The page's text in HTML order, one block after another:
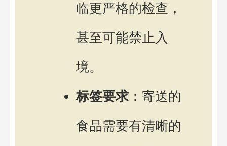
临更严格的检查，
甚至可能禁止入
境。
标签要求：寄送的
食品需要有清晰的